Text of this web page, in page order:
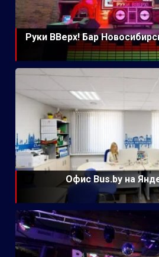
Руки ВВерх! Бар
Офис Bus.by на